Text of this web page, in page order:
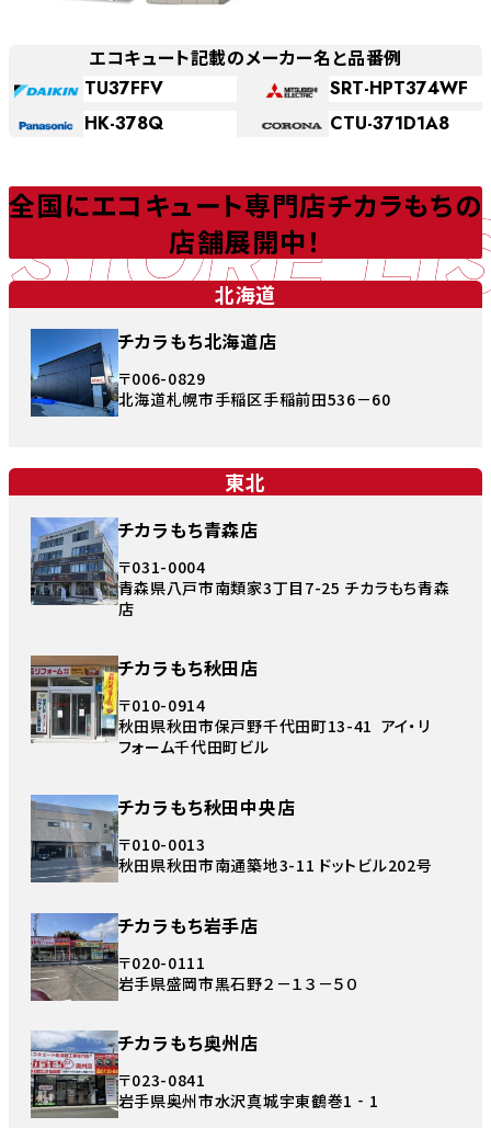
エコキュート記載のメーカー名と品番例
TU37FFV
SRT-HPT374WF
HK-378Q
CTU-371D1A8
STORE
全国にエコキュート専門店チカラもちの
店舗展開中！
北海道
チカラもち北海道店
〒006-0829
北海道札幌市手稲区手稲前田536－60
東北
チカラもち青森店
〒031-0004
青森県八戸市南類家3丁目7-25 チカラもち青森
店
チカラもち秋田店
〒010-0914
秋田県秋田市保戸野千代田町13-41 アイ・リ
フォーム千代田町ビル
チカラもち秋田中央店
〒010-0013
秋田県秋田市南通築地3-11 ドットビル202号
チカラもち岩手店
〒020-0111
岩手県盛岡市黒石野２－１３－５０
チカラもち奥州店
〒023-0841
岩手県奥州市水沢真城宇東鶴巻1‐1